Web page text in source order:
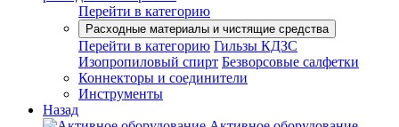
Перейти в категорию
Расходные материалы и чистящие средства
Перейти в категорию Гильзы КДЗС
Изопропиловый спирт Безворсовые салфетки
Коннекторы и соединители
Инструменты
Назад